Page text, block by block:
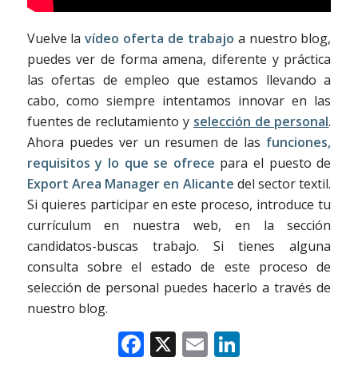
Vuelve lavídeo oferta de trabajo a nuestro blog,
puedes ver de forma amena, diferente y práctica
las ofertas de empleo que estamos llevando a
cabo, como siempre intentamos innovar en las
fuentes de reclutamiento y selección de personal.
Ahora puedes ver un resumen de las funciones,
requisitos y lo que se ofrece para el puesto de
Export Area Manager en Alicante del sector textil.
Si quieres participar en este proceso, introduce tu
currículum en nuestra web, en la sección
candidatos-buscas trabajo. Si tienes alguna
consulta sobre el estado de este proceso de
selección de personal puedes hacerlo a través de
nuestro blog.
Facebook
X EmailLinkedIn